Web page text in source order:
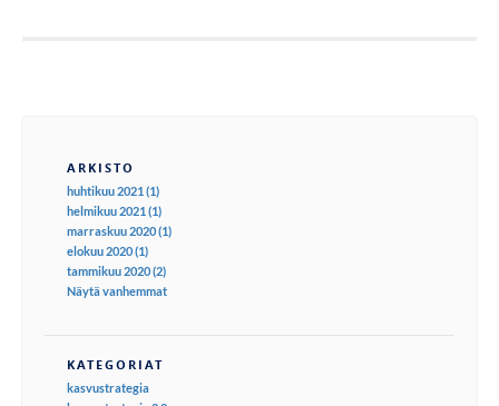
ARKISTO
huhtikuu 2021 (1)
helmikuu 2021 (1)
marraskuu 2020 (1)
elokuu 2020 (1)
tammikuu 2020 (2)
Näytä vanhemmat
KATEGORIAT
kasvustrategia